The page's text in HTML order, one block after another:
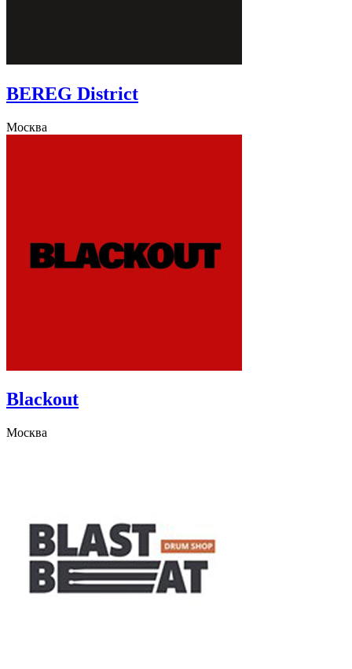
BEREG District
Москва
Blackout
Москва